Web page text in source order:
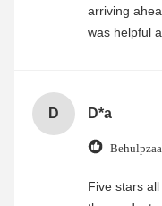
arriving
was helpful
D D*a
Five stars